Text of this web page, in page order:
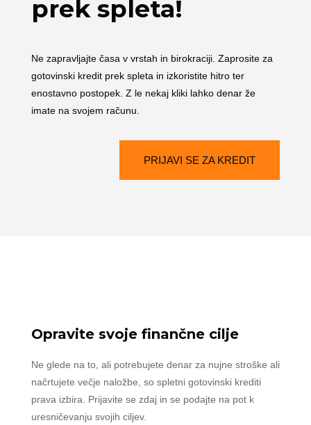
prek spleta!
Ne zapravljajte časa v vrstah in birokraciji. Zaprosite za
gotovinski kredit prek spleta in izkoristite hitro ter
enostavno postopek. Z le nekaj kliki lahko denar že
imate na svojem računu.
PRIJAVI SE ZA KREDIT
Opravite svoje finančne cilje
Ne glede na to, ali potrebujete denar za nujne stroške ali
načrtujete večje naložbe, so spletni gotovinski krediti
prava izbira. Prijavite se zdaj in se podajte na pot k
uresničevanju svojih ciljev.